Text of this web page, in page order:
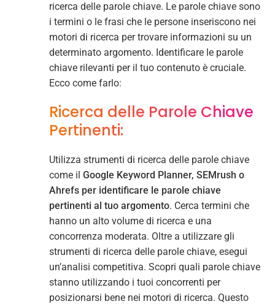
ricerca delle parole chiave. Le parole chiave sono
i termini o le frasi che le persone inseriscono nei
motori di ricerca per trovare informazioni su un
determinato argomento. Identificare le parole
chiave rilevanti per il tuo contenuto è cruciale.
Ecco come farlo:
Ricerca delle Parole Chiave
Pertinenti:
Utilizza strumenti di ricerca delle parole chiave
come il Google Keyword Planner, SEMrush o
Ahrefs per identificare le parole chiave
pertinenti al tuo argomento. Cerca termini che
hanno un alto volume di ricerca e una
concorrenza moderata. Oltre a utilizzare gli
strumenti di ricerca delle parole chiave, esegui
un’analisi competitiva. Scopri quali parole chiave
stanno utilizzando i tuoi concorrenti per
posizionarsi bene nei motori di ricerca. Questo